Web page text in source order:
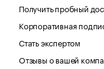
Получить пробный
Корпоративная
Стать экспертом
Отзывы о вашей